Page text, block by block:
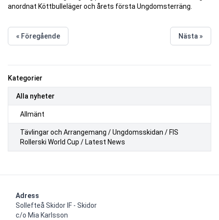
Kategorier
Alla nyheter
Allmänt
Tävlingar och Arrangemang / Ungdomsskidan / FIS
Rollerski World Cup / Latest News
anordnat Köttbulleläger och årets första Ungdomsterräng.
« Föregående Nästa »
Adress
Sollefteå Skidor IF - Skidor
c/o Mia Karlsson